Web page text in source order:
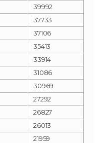
39992
37733
37106
35413
33914
31086
30969
27292
26827
26013
21959